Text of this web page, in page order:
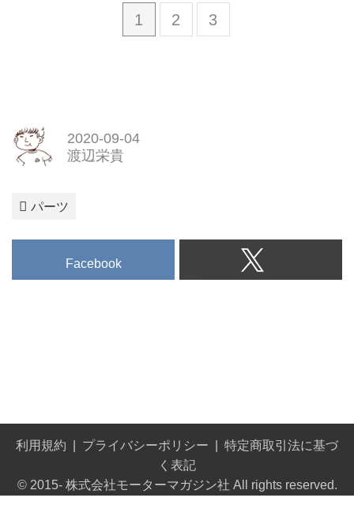
1 2 3
2020-09-04
渡辺栄貴
パーツ
Facebook
利用規約 プライバシーポリシー
特定商取引法に基づ
く表記
© 2015- 株式会社モーターマガジン社 All rights reserved.